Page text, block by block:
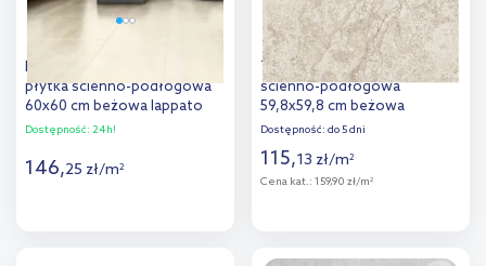
Ego Prime Venus Crema
płytka ścienno-podłogowa
60x60 cm beżowa lappato
Dostępność: 24h!
146,25 zł/m2
Tubądzin Pure Stone płytka
ścienno-podłogowa
59,8x59,8 cm beżowa
Dostępność: do 5 dni
115,13 zł/m2
Cena kat.: 159,90 zł/m2